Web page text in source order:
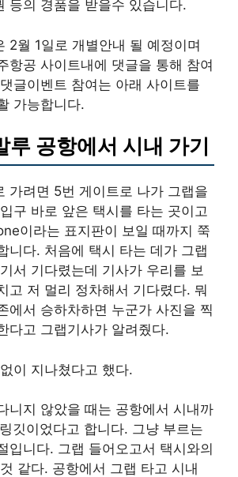
등의 경품을 받을수 있습니다.
2월 1일로 개별안내 될 예정이며
항공 사이트내에 댓글을 통해 참여
글이벤트 참여는 아래 사이트를
가능합니다.
루 공항에서 시내 가기
가려면 5번 게이트로 나가 그랩을
구 바로 앞은 택시를 타는 곳이고
이라는 표지판이 보일 때까지 쭉
니다. 처음에 택시 타는 데가 그랩
서 기다렸는데 기사가 우리를 보
고 저 멀리 정차해서 기다렸다. 뭐
에서 승하차하면 누군가 사진을 찍
다고 그랩기사가 알려줬다.
이 지나쳤다고 했다.
니지 않았을 때는 공항에서 시내까
깃이었다고 합니다. 그냥 부르는
입니다. 그랩 들어오고서 택시와의
같다. 공항에서 그랩 타고 시내